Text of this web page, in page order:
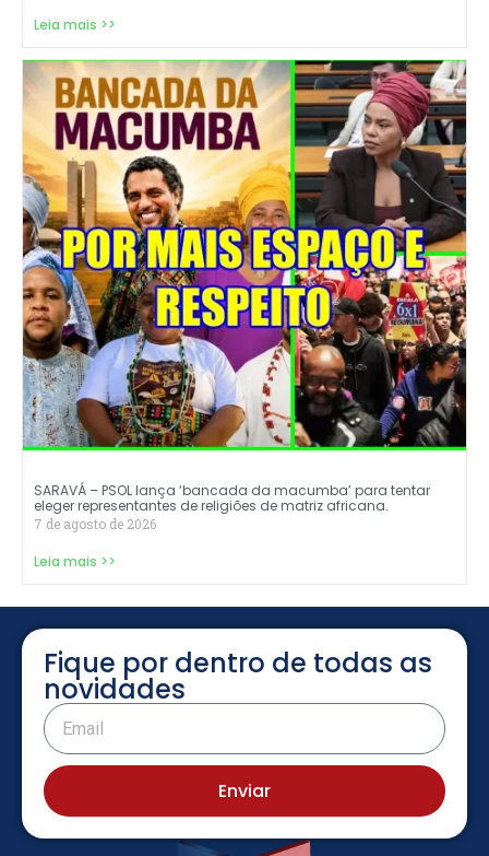
Leia mais >>
SARAVÁ – PSOL lança ‘bancada da macumba’ para tentar
eleger representantes de religiões de matriz africana.
7 de agosto de 2026
Leia mais >>
Fique por dentro de todas as
novidades
Enviar